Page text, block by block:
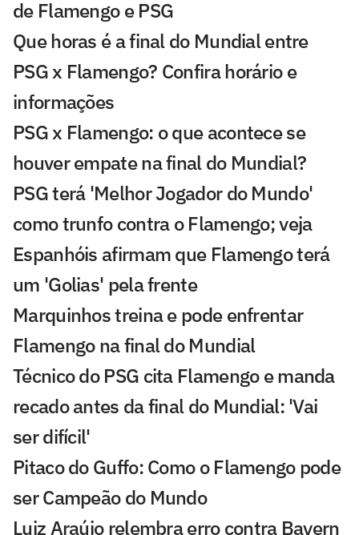
de Flamengo e PSG
Que horas é a final do Mundial entre
PSG x Flamengo? Confira horário e
informações
PSG x Flamengo: o que acontece se
houver empate na final do Mundial?
PSG terá 'Melhor Jogador do Mundo'
como trunfo contra o Flamengo; veja
Espanhóis afirmam que Flamengo terá
um 'Golias' pela frente
Marquinhos treina e pode enfrentar
Flamengo na final do Mundial
Técnico do PSG cita Flamengo e manda
recado antes da final do Mundial: 'Vai
ser difícil'
Pitaco do Guffo: Como o Flamengo pode
ser Campeão do Mundo
Luiz Araújo relembra erro contra Bayern